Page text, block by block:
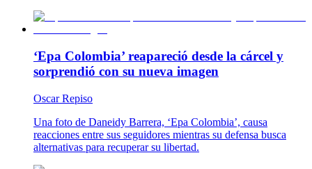
‘Epa Colombia’ reapareció desde la cárcel y
sorprendió con su nueva imagen
Oscar Repiso
Una foto de Daneidy Barrera, ‘Epa Colombia’, causa
reacciones entre sus seguidores mientras su defensa busca
alternativas para recuperar su libertad.